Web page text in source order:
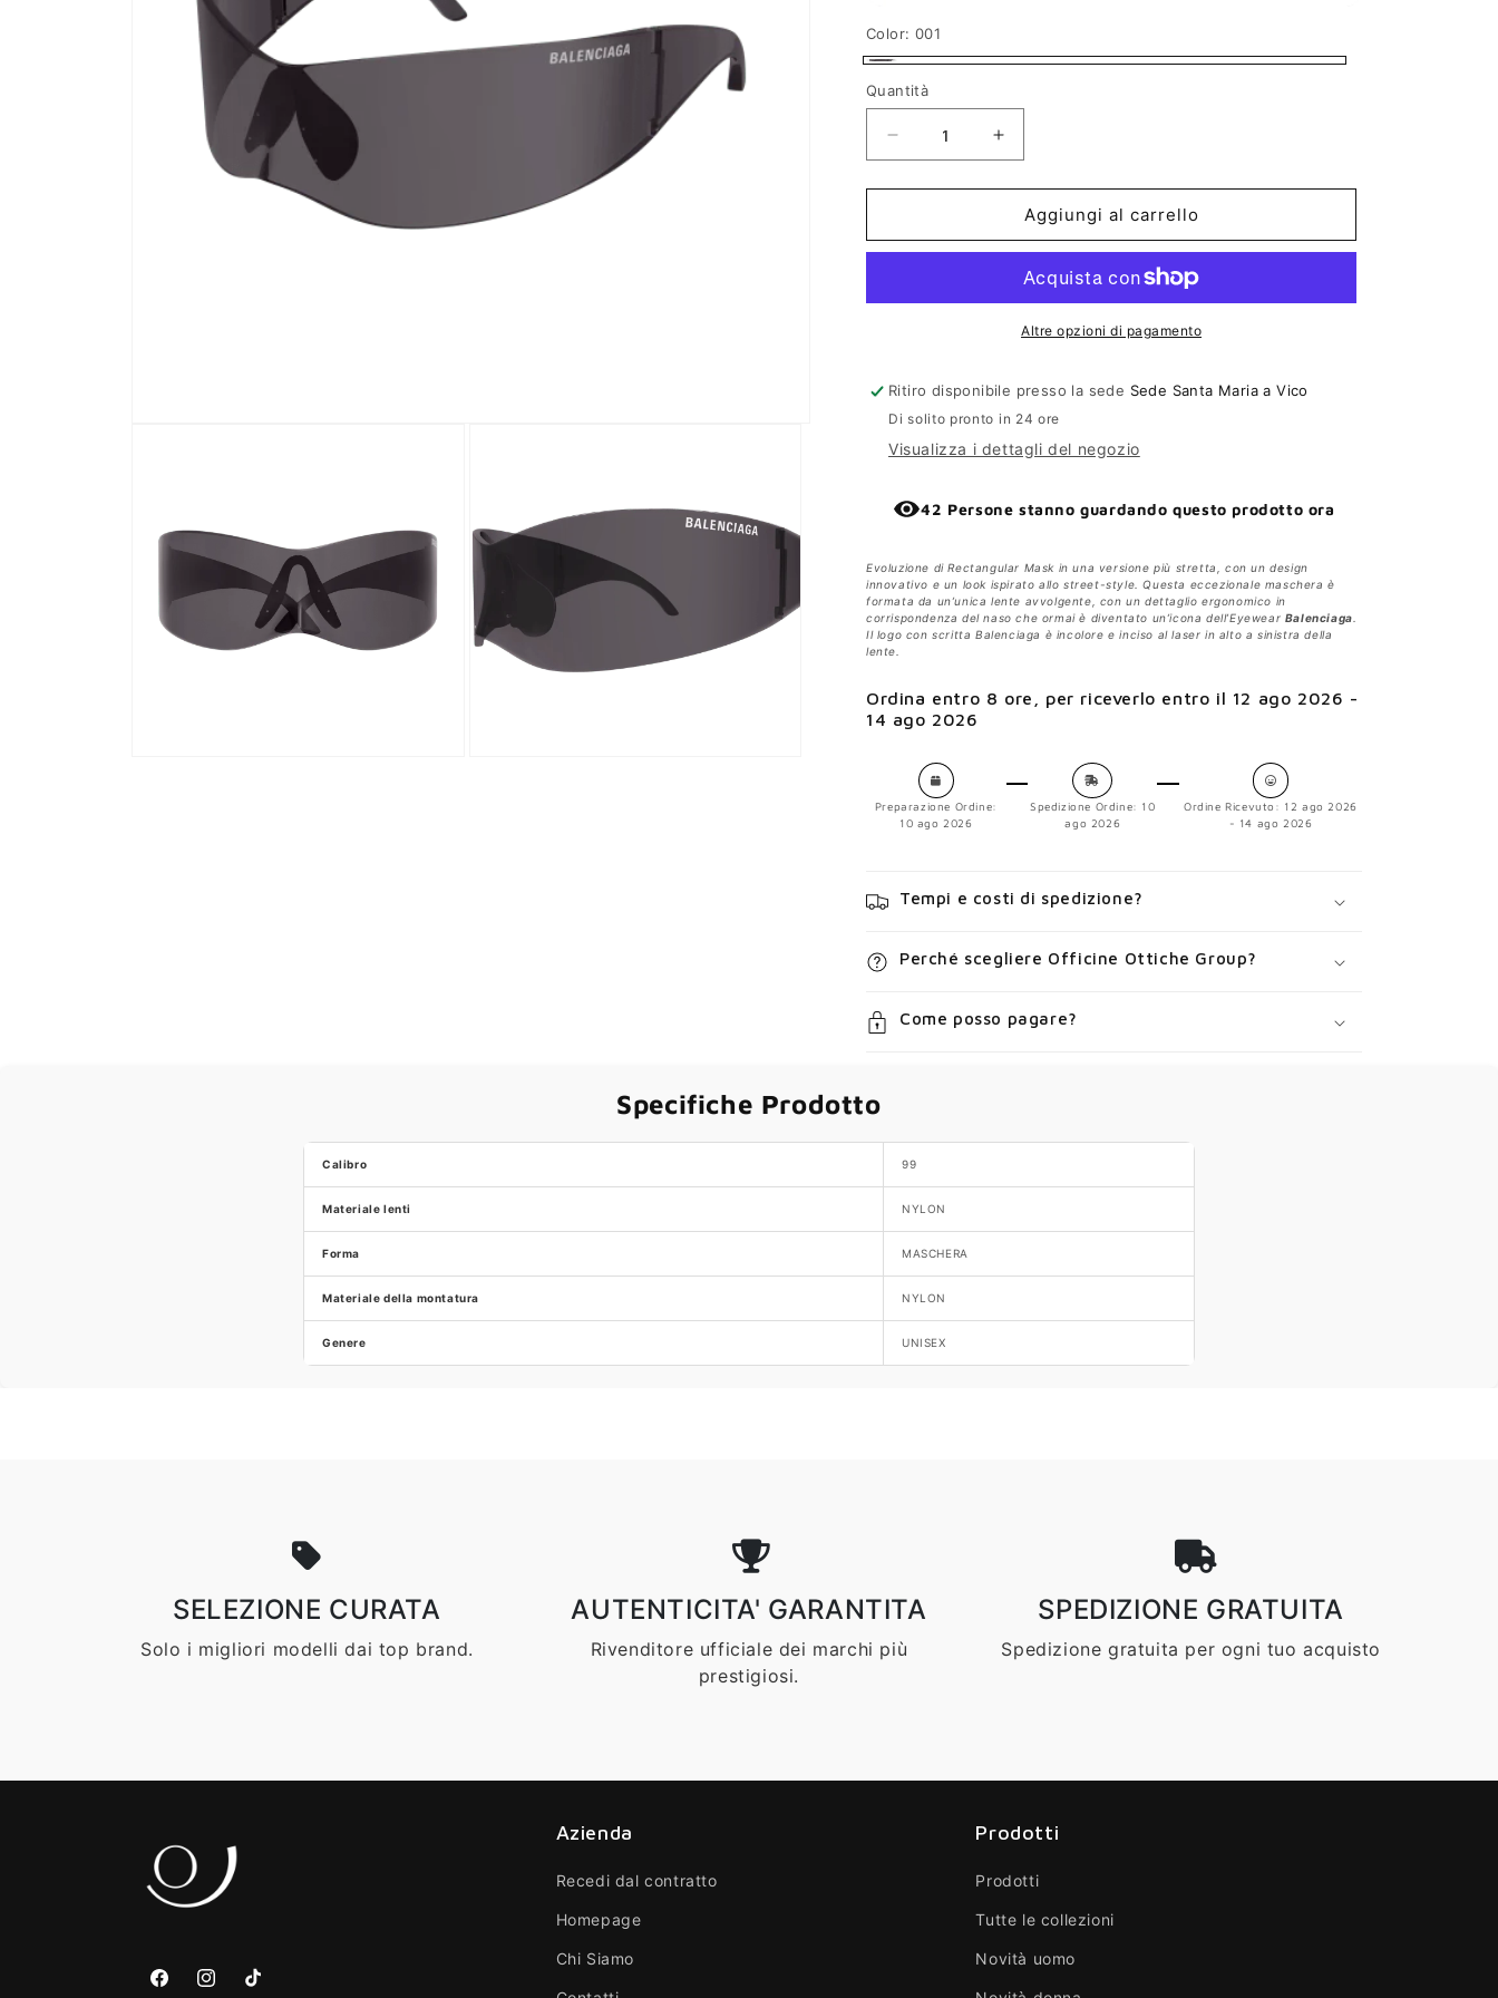
i
a
Color: 001
001
Quantità
Diminuisci
Balenciaga
Aumenta
per
Balenciaga
BB0299S
Aggiungi al carrello
Altre opzioni di pagamento
Ritiro disponibile presso la sede Sede Santa Maria a Vico
Di solito pronto in 24 ore
Visualizza i dettagli del negozio
42 Persone stanno guardando questo prodotto ora
Evoluzione di Rectangular Mask in una versione più stretta, con un design
innovativo e un look ispirato allo street-style. Questa eccezionale maschera è
formata da un’unica lente avvolgente, con un dettaglio ergonomico in
corrispondenza del naso che ormai è diventato un’icona dell’Eyewear Balenciaga
Il logo con scritta Balenciaga è incolore e inciso al laser in alto a sinistra della
lente.
Ordina entro 8 ore , per riceverlo entro il 12 ago 2026 -
14 ago 2026
Preparazione Ordine:
10 ago 2026
Spedizione Ordine: 10
ago 2026
Ordine Ricevuto: 12 ago 2026
- 14 ago 2026
Tempi e costi di spedizione?
Perché scegliere Officine Ottiche Group?
Come posso pagare?
Specifiche Prodotto
Calibro 99
Materiale lenti NYLON
Forma MASCHERA
Materiale della montatura NYLON
Genere UNISEX
SELEZIONE CURATA
Solo i migliori modelli dai top brand.
AUTENTICITA' GARANTITA
Rivenditore ufficiale dei marchi più
prestigiosi.
SPEDIZIONE GRATUITA
Spedizione gratuita per ogni tuo acquisto
FacebookInstagramTikTok
Azienda
Recedi dal contratto
Homepage
Chi Siamo
Prodotti
Prodotti
Tutte le collezioni
Novità uomo